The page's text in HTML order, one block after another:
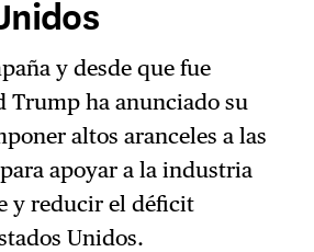
y desde que fue
Trump ha anunciado su
altos aranceles a las
apoyar a la industria
y reducir el déficit
Unidos.